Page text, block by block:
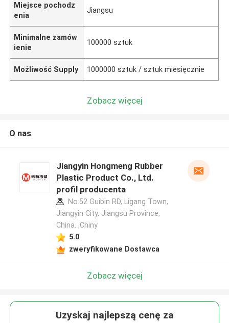
Miejsce pochodz
enia
Jiangsu
Minimalne zamów
ienie
100000 sztuk
Możliwość Supply 1000000 sztuk / sztuk miesięcznie
Zobacz więcej
O nas
Jiangyin Hongmeng Rubber
Plastic Product Co., Ltd.
profil producenta
No.52 Guibin RD, Ligang Town,
Jiangyin City, Jiangsu Province,
China. ,Chiny
5.0
zweryfikowane Dostawca
Zobacz więcej
Uzyskaj najlepszą cenę za